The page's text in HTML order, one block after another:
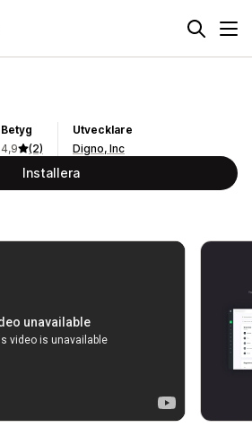
Betyg
4,9
(2)
Utvecklare
Digno, Inc
Installera